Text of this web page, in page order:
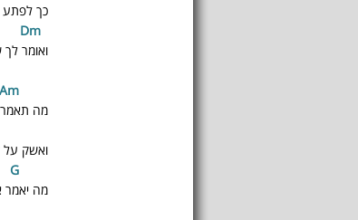
כך לפתע
m
ואומר לך
Am
מה
ואשק על
G
מה יאמר